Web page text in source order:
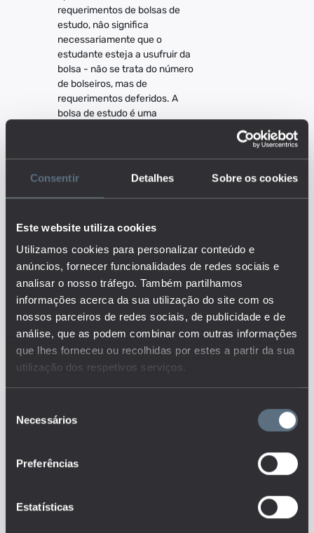
Consentir Detalhes Sobre os cookies
Este website utiliza cookies
Utilizamos cookies para personalizar conteúdo e
anúncios, fornecer funcionalidades de redes sociais e
analisar o nosso tráfego. Também partilhamos
informações acerca da sua utilização do site com os
nossos parceiros de redes sociais, de publicidade e de
análise, que as podem combinar com outras informações
que lhes forneceu ou recolhidas por estes a partir da sua
utilização dos respetivos serviços.
Necessários
Preferências
Estatísticas
requerimentos de bolsas de
estudo, não significa
necessariamente que o
estudante esteja a usufruir da
bolsa - não se trata do número
de bolseiros, mas de
requerimentos deferidos. A
bolsa de estudo é uma
com a frequência de cursos
técnicos superiores
licenciatura ou cursos de
a fundo perdido, sempre que o
agregado familiar em que o
estudante se integra não
disponha de um nível mínimo
adequado de recursos
financeiros.
Este é um dos indicadores do
conjunto que responde às
questões:
Qual o perfil dos alunos nos
e são oferecidos aos alunos nos
diferentes níveis de ensino?
disponíveis nos diferentes níveis